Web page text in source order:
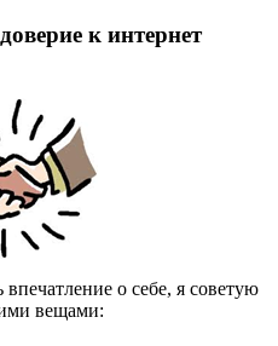
к интернет
о себе, я советую
вещами: